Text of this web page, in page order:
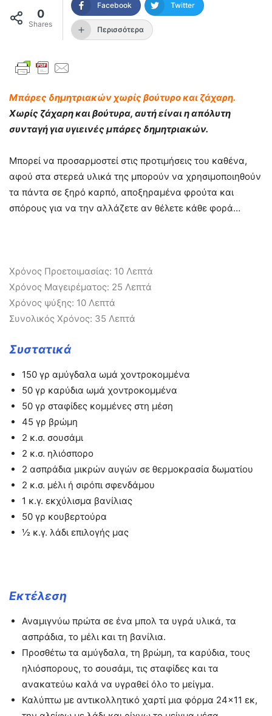
0
Shares
Facebook Twitter
Περισσότερα
Μπάρες δημητριακών χωρίς βούτυρο και ζάχαρη.
Χωρίς ζάχαρη και βούτυρα, αυτή είναι η απόλυτη
συνταγή για υγιεινές μπάρες δημητριακών.
Μπορεί να προσαρμοστεί στις προτιμήσεις του καθένα,
αφού στα στερεά υλικά της μπορούν να χρησιμοποιηθούν
τα πάντα σε ξηρό καρπό, αποξηραμένα φρούτα και
σπόρους για να την αλλάζετε αν θέλετε κάθε φορά…
Χρόνος Προετοιμασίας: 10 Λεπτά
Χρόνος Μαγειρέματος: 25 Λεπτά
Χρόνος ψύξης: 10 Λεπτά
Συνολικός Χρόνος: 35 Λεπτά
Συστατικά
150 γρ αμύγδαλα ωμά χοντροκομμένα
50 γρ καρύδια ωμά χοντροκομμένα
50 γρ σταφίδες κομμένες στη μέση
45 γρ βρώμη
2 κ.σ. σουσάμι
2 κ.σ. ηλιόσπορο
2 ασπράδια μικρών αυγών σε θερμοκρασία δωματίου
2 κ.σ. μέλι ή σιρόπι σφενδάμου
1 κ.γ. εκχύλισμα βανίλιας
50 γρ κουβερτούρα
½ κ.γ. λάδι επιλογής μας
Εκτέλεση
Αναμιγνύω πρώτα σε ένα μπολ τα υγρά υλικά, τα
ασπράδια, το μέλι και τη βανίλια.
Προσθέτω τα αμύγδαλα, τη βρώμη, τα καρύδια, τους
ηλιόσπορους, το σουσάμι, τις σταφίδες και τα
ανακατεύω καλά να υγραθεί όλο το μείγμα.
Καλύπτω με αντικολλητικό χαρτί μια φόρμα 24×11 εκ,